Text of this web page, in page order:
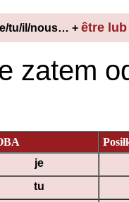
tu/il/nous… + être
zatem
je
tu